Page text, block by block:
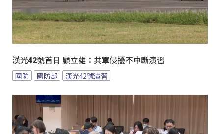
漢光42號首日 顧立雄：共軍侵擾不中斷演習
國防 國防部 漢光42號演習